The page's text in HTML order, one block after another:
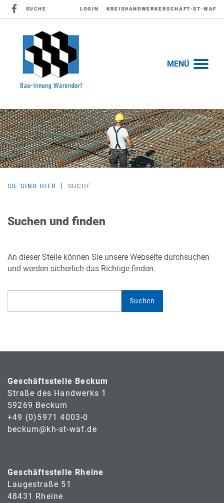
SUCHE LOGIN KREISHANDWERKERSCHAFT-ST-WAF
MENÜ
SIE SIND HIER SUCHE
Suchen und finden
An dieser Stelle können Sie unsere Webseite durchsuchen
und werden sicherlich das Richtige finden.
Geschäftsstelle Beckum
Straße des Handwerks 1
59269 Beckum
+49 (0)5971 4003-0
beckum@kh-st-waf.de
Geschäftsstelle Rheine
Laugestraße 51
48431 Rheine